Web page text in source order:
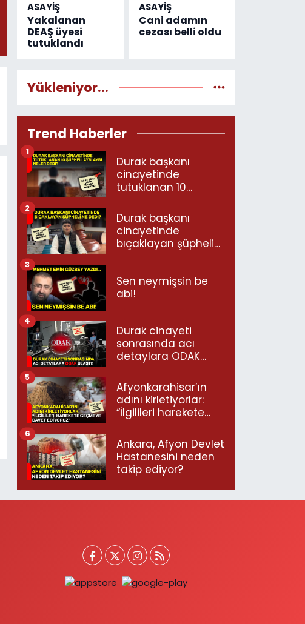
ASAYİŞ
Yakalanan
DEAŞ üyesi
tutuklandı
ASAYİŞ
Cani adamın
cezası belli oldu
Yükleniyor...
Trend Haberler
Durak başkanı
cinayetinde
tutuklanan 10
neler dedi?
1
Durak başkanı
cinayetinde
bıçaklayan şüpheli
2
Sen neymişsin be
abi!
3
Durak cinayeti
sonrasında acı
detaylara ODAK
4
Afyonkarahisar’ın
adını kirletiyorlar:
“İlgilileri harekete
ediyoruz”
5
Ankara, Afyon Devlet
Hastanesini neden
takip ediyor?
6